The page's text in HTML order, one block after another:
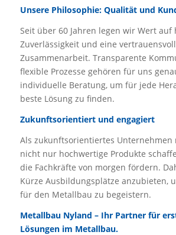
Unsere Philosophie: Qualität und
Seit über 60 Jahren legen wir Wert auf
Zuverlässigkeit und eine
Zusammenarbeit. Transparente
flexible Prozesse gehören für uns
individuelle Beratung, um für jede
beste Lösung zu finden.
Zukunftsorientiert und engagiert
Als zukunftsorientiertes Unternehmen
nicht nur hochwertige Produkte
die Fachkräfte von morgen fördern.
Kürze Ausbildungsplätze anzubieten,
für den Metallbau zu begeistern.
Metallbau Nyland – Ihr Partner für
Lösungen im Metallbau.